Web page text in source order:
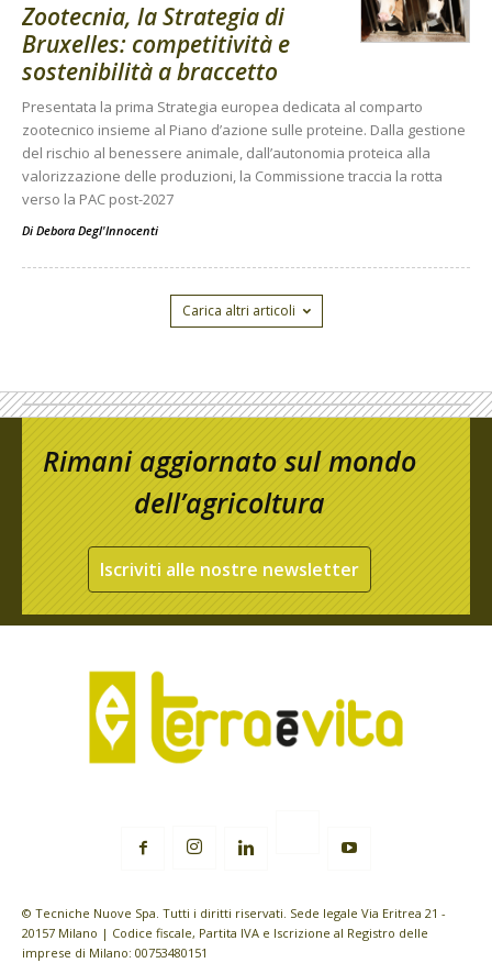
Zootecnia, la Strategia di
Bruxelles: competitività e
sostenibilità a braccetto
Presentata la prima Strategia europea dedicata al comparto
zootecnico insieme al Piano d’azione sulle proteine. Dalla gestione
del rischio al benessere animale, dall’autonomia proteica alla
valorizzazione delle produzioni, la Commissione traccia la rotta
verso la PAC post-2027
Di Debora Degl'Innocenti
Carica altri articoli
Rimani aggiornato sul mondo
dell’agricoltura
Iscriviti alle nostre newsletter
© Tecniche Nuove Spa. Tutti i diritti riservati. Sede legale Via Eritrea 21 -
20157 Milano | Codice fiscale, Partita IVA e Iscrizione al Registro delle
imprese di Milano: 00753480151